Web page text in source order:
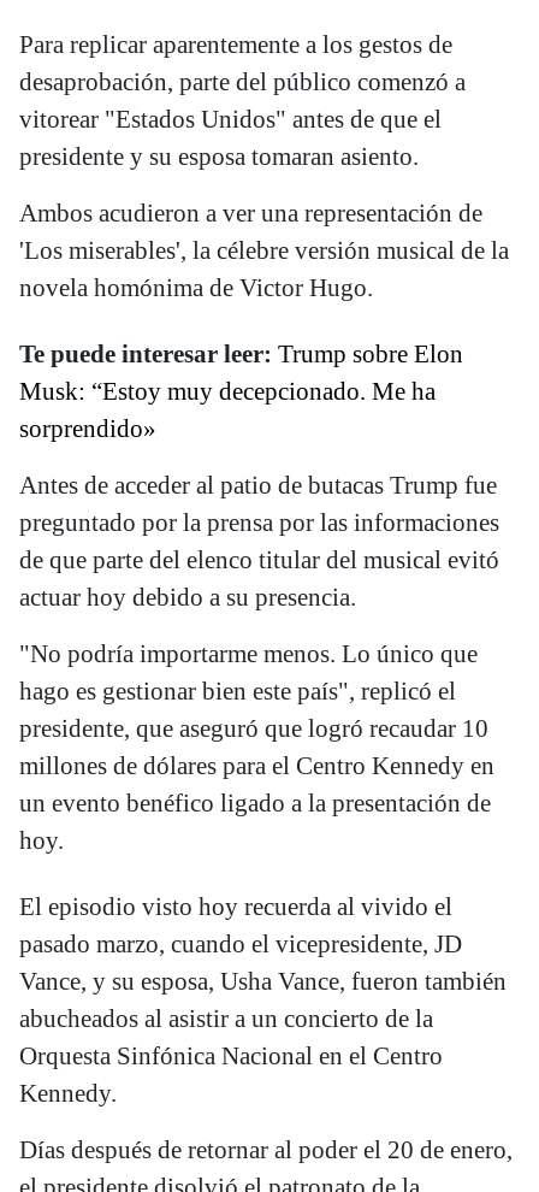
Para replicar aparentemente a los gestos de
desaprobación, parte del público comenzó a
vitorear "Estados Unidos" antes de que el
presidente y su esposa tomaran asiento.
Ambos acudieron a ver una representación de
'Los miserables', la célebre versión musical de la
novela homónima de Victor Hugo.
Te puede interesar leer: Trump sobre Elon
Musk: “Estoy muy decepcionado. Me ha
sorprendido»
Antes de acceder al patio de butacas Trump fue
preguntado por la prensa por las informaciones
de que parte del elenco titular del musical evitó
actuar hoy debido a su presencia.
"No podría importarme menos. Lo único que
hago es gestionar bien este país", replicó el
presidente, que aseguró que logró recaudar 10
millones de dólares para el Centro Kennedy en
un evento benéfico ligado a la presentación de
hoy.
El episodio visto hoy recuerda al vivido el
pasado marzo, cuando el vicepresidente, JD
Vance, y su esposa, Usha Vance, fueron también
abucheados al asistir a un concierto de la
Orquesta Sinfónica Nacional en el Centro
Kennedy.
Días después de retornar al poder el 20 de enero,